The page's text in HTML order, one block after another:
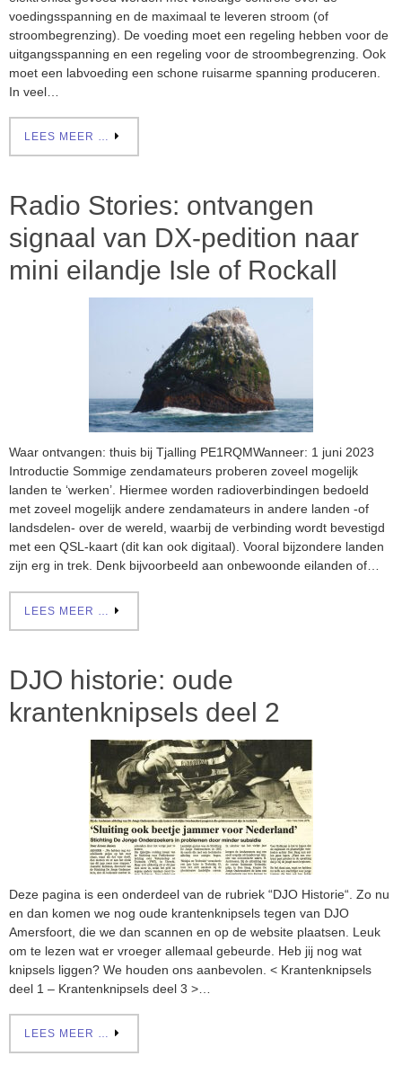
voedingsspanning en de maximaal te leveren stroom (of
stroombegrenzing). De voeding moet een regeling hebben voor de
uitgangsspanning en een regeling voor de stroombegrenzing. Ook
moet een labvoeding een schone ruisarme spanning produceren.
In veel…
LEES MEER …
Radio Stories: ontvangen
signaal van DX-pedition naar
mini eilandje Isle of Rockall
Waar ontvangen: thuis bij Tjalling PE1RQMWanneer: 1 juni 2023
Introductie Sommige zendamateurs proberen zoveel mogelijk
landen te ‘werken’. Hiermee worden radioverbindingen bedoeld
met zoveel mogelijk andere zendamateurs in andere landen -of
landsdelen- over de wereld, waarbij de verbinding wordt bevestigd
met een QSL-kaart (dit kan ook digitaal). Vooral bijzondere landen
zijn erg in trek. Denk bijvoorbeeld aan onbewoonde eilanden of…
LEES MEER …
DJO historie: oude
krantenknipsels deel 2
Deze pagina is een onderdeel van de rubriek “DJO Historie“. Zo nu
en dan komen we nog oude krantenknipsels tegen van DJO
Amersfoort, die we dan scannen en op de website plaatsen. Leuk
om te lezen wat er vroeger allemaal gebeurde. Heb jij nog wat
knipsels liggen? We houden ons aanbevolen. < Krantenknipsels
deel 1 – Krantenknipsels deel 3 >…
LEES MEER …